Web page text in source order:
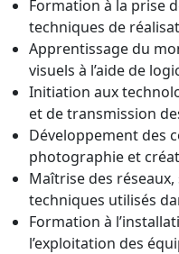
Formation à la prise
techniques de
Apprentissage du
visuels à l’aide de
Initiation aux
et de transmission
Développement des
photographie et
Maîtrise des
techniques utilisés
Formation à
l’exploitation des